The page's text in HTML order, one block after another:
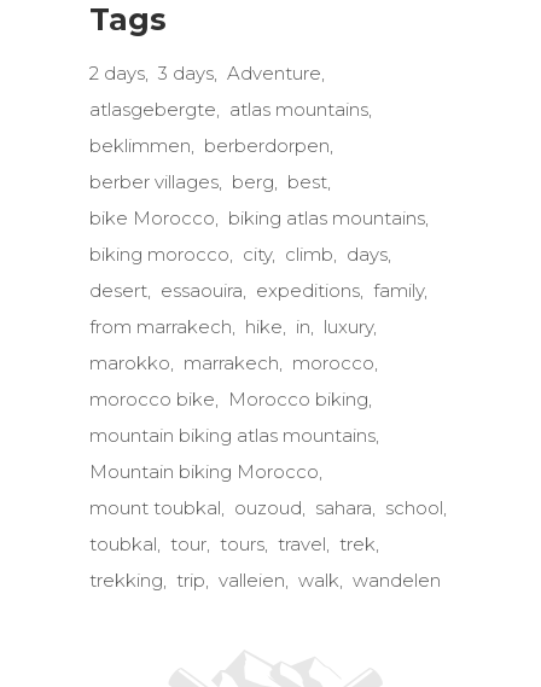
Tags
2 days 3 days Adventure
atlasgebergte
atlas mountains
beklimmen
berberdorpen
berber villages
berg
best
bike Morocco
biking atlas mountains
biking morocco
city climb
days
desert
essaouira expeditions family
from marrakech
hike in
luxury
marokko
marrakech
morocco
morocco bike
Morocco biking
mountain biking atlas mountains
Mountain biking Morocco
mount toubkal
ouzoud sahara
school
toubkal
tour tours travel
trek
trekking
trip valleien walk wandelen